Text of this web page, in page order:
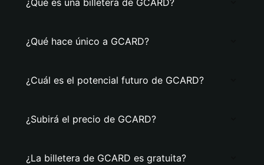
¿Qué es una billetera de GCARD?
¿Qué hace único a GCARD?
¿Cuál es el potencial futuro de GCARD?
¿Subirá el precio de GCARD?
¿La billetera de GCARD es gratuita?